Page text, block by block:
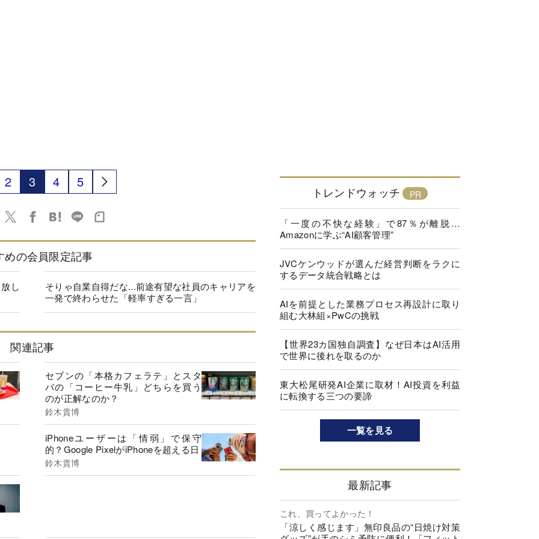
2 3 4 5
めの会員限定記事
し
そりゃ自業自得だな...前途有望な社員のキャリアを
一発で終わらせた「軽率すぎる一言」
関連記事
セブンの「本格カフェラテ」とスタ
バの「コーヒー牛乳」どちらを買う
のが正解なのか？
鈴木貴博
iPhoneユーザーは「情弱」で保守
的？Google PixelがiPhoneを超える日
鈴木貴博
トレンドウォッチ
「一度の不快な経験」で87％が離脱…
Amazonに学ぶ“AI顧客管理”
JVCケンウッドが選んだ経営判断をラクに
するデータ統合戦略とは
AIを前提とした業務プロセス再設計に取り
組む大林組×PwCの挑戦
【世界23カ国独自調査】なぜ日本はAI活用
で世界に後れを取るのか
東大松尾研発AI企業に取材！AI投資を利益
に転換する三つの要諦
一覧を見る
最新記事
これ、買ってよかった！
「涼しく感じます」無印良品の“日焼け対策